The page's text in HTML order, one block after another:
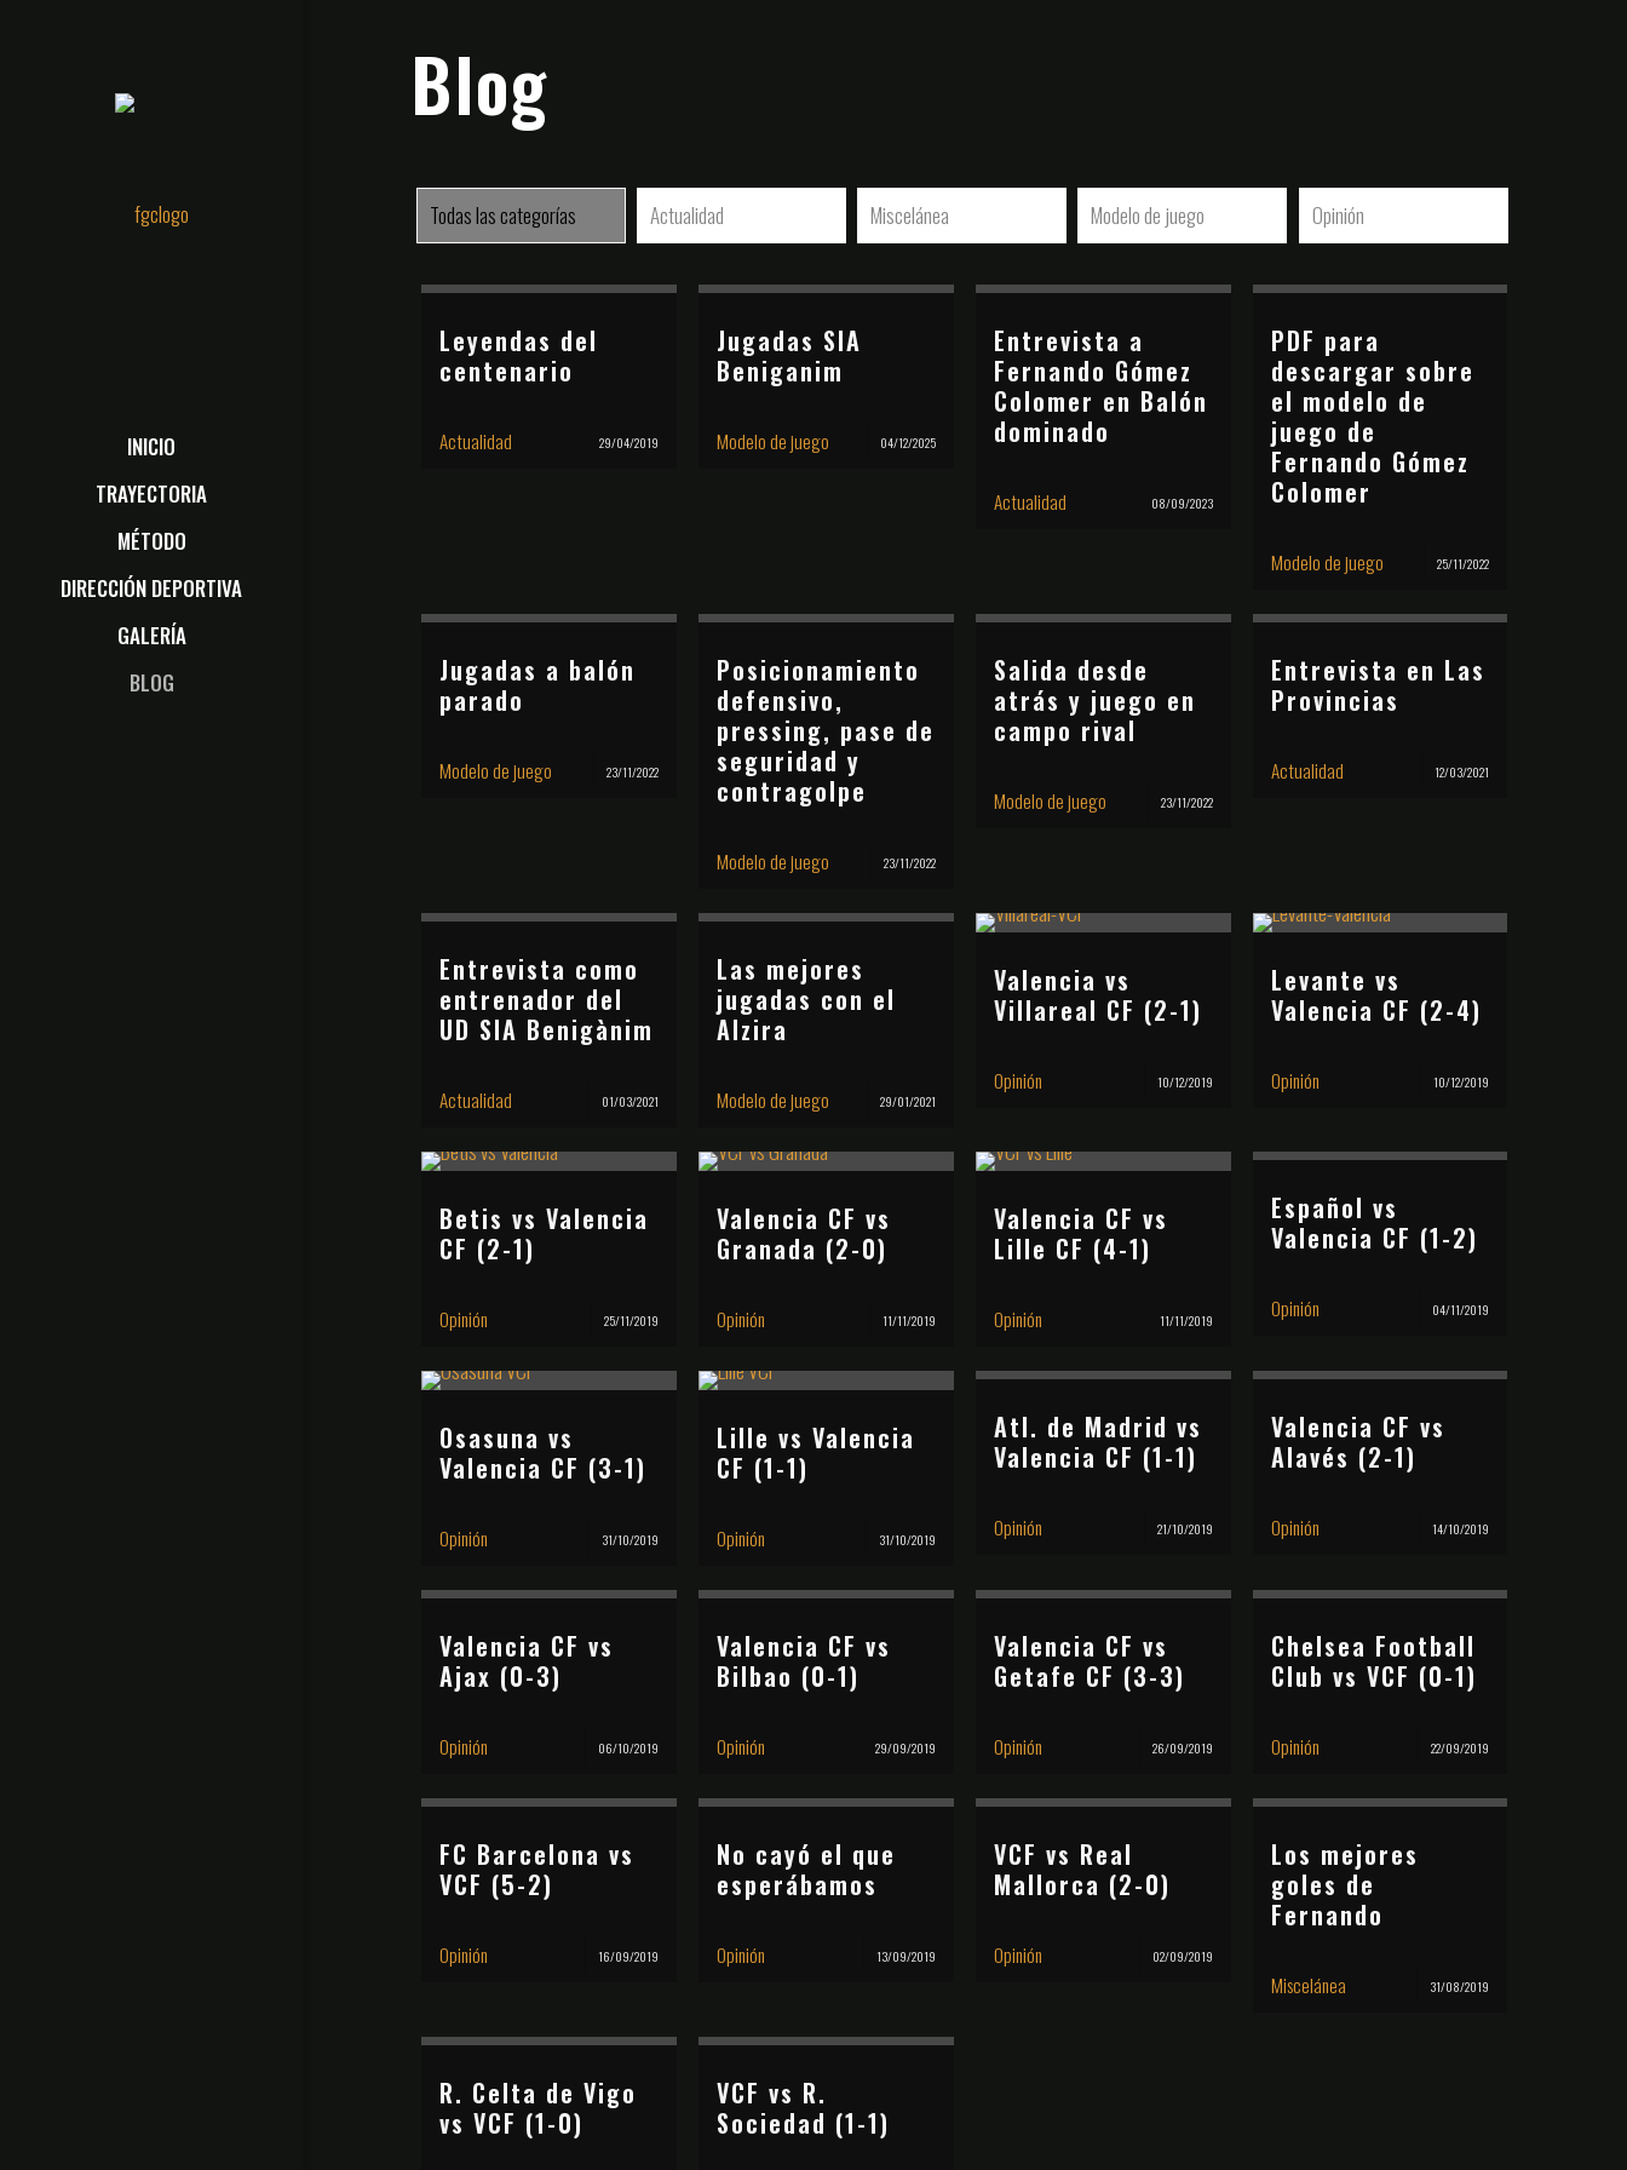
INICIO
TRAYECTORIA
MÉTODO
DIRECCIÓN DEPORTIVA
GALERÍA
BLOG
Blog
Todas las categorías Actualidad Miscelánea Modelo de juego Opinión
Leyendas del
centenario
Actualidad 29/04/2019
Jugadas SIA
Beniganim
Modelo de juego 04/12/2025
Entrevista a
Fernando Gómez
Colomer en Balón
dominado
Actualidad 08/09/2023
PDF para
descargar sobre
el modelo de
juego de
Fernando Gómez
Colomer
Modelo de juego 25/11/2022
Jugadas a balón
parado
Modelo de juego 23/11/2022
Posicionamiento
defensivo,
pressing, pase de
seguridad y
contragolpe
Modelo de juego 23/11/2022
Salida desde
atrás y juego en
campo rival
Modelo de juego 23/11/2022
Entrevista en Las
Provincias
Actualidad 12/03/2021
Entrevista como
entrenador del
UD SIA Benigànim
Actualidad 01/03/2021
Las mejores
jugadas con el
Alzira
Modelo de juego 29/01/2021
Valencia vs
Villareal CF (2-1)
Opinión 10/12/2019
Levante vs
Valencia CF (2-4)
Opinión 10/12/2019
Betis vs Valencia
CF (2-1)
Opinión 25/11/2019
Valencia CF vs
Granada (2-0)
Opinión 11/11/2019
Valencia CF vs
Lille CF (4-1)
Opinión 11/11/2019
Español vs
Valencia CF (1-2)
Opinión 04/11/2019
Osasuna vs
Valencia CF (3-1)
Opinión 31/10/2019
Lille vs Valencia
CF (1-1)
Opinión 31/10/2019
Atl. de Madrid vs
Valencia CF (1-1)
Opinión 21/10/2019
Valencia CF vs
Alavés (2-1)
Opinión 14/10/2019
Valencia CF vs
Ajax (0-3)
Opinión 06/10/2019
Valencia CF vs
Bilbao (0-1)
Opinión 29/09/2019
Valencia CF vs
Getafe CF (3-3)
Opinión 26/09/2019
Chelsea Football
Club vs VCF (0-1)
Opinión 22/09/2019
FC Barcelona vs
VCF (5-2)
Opinión 16/09/2019
No cayó el que
esperábamos
Opinión 13/09/2019
VCF vs Real
Mallorca (2-0)
Opinión 02/09/2019
Los mejores
goles de
Fernando
Miscelánea 31/08/2019
R. Celta de Vigo
vs VCF (1-0)
VCF vs R.
Sociedad (1-1)